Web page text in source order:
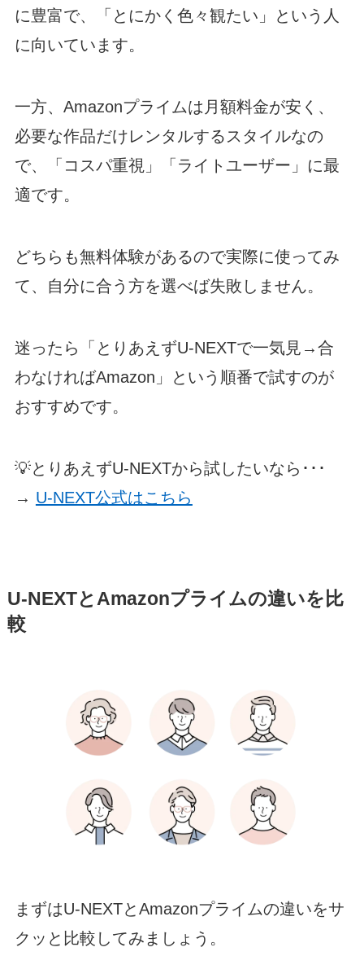
に豊富で、「とにかく色々観たい」という人
に向いています。
一方、Amazonプライムは月額料金が安く、
必要な作品だけレンタルするスタイルなの
で、「コスパ重視」「ライトユーザー」に最
適です。
どちらも無料体験があるので実際に使ってみ
て、自分に合う方を選べば失敗しません。
迷ったら「とりあえずU-NEXTで一気見→合
わなければAmazon」という順番で試すのが
おすすめです。
💡とりあえずU-NEXTから試したいなら･･･
→ U-NEXT公式はこちら
U-NEXTとAmazonプライムの違いを比
較
まずはU-NEXTとAmazonプライムの違いをサ
クッと比較してみましょう。